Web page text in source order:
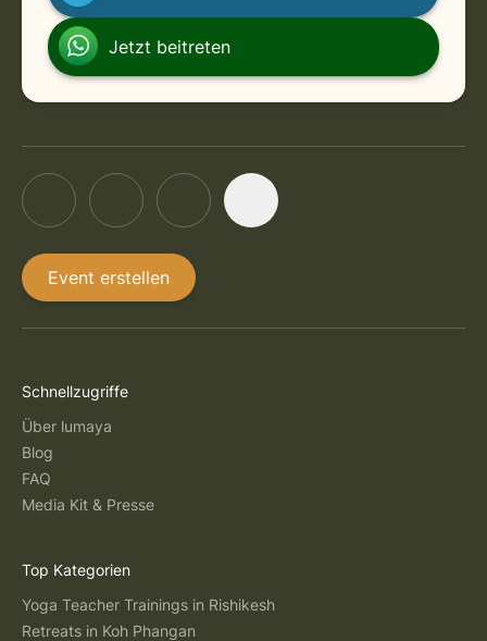
Jetzt beitreten
Event erstellen
Schnellzugriffe
Über lumaya
Blog
FAQ
Media Kit & Presse
Top Kategorien
Yoga Teacher Trainings in Rishikesh
Retreats in Koh Phangan